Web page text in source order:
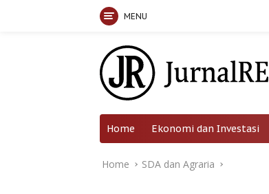
MENU
Home Ekonomi dan Investasi
Home SDA dan Agraria